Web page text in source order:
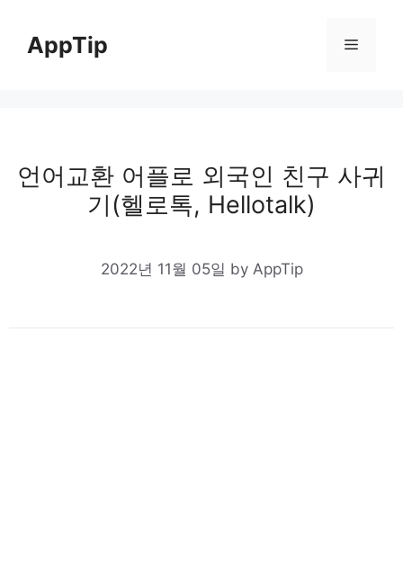
contentAppTip Menu
언어교환 어플로 외국인 친구 사귀
기(헬로톡, Hellotalk)
2022년 11월 05일 by AppTip